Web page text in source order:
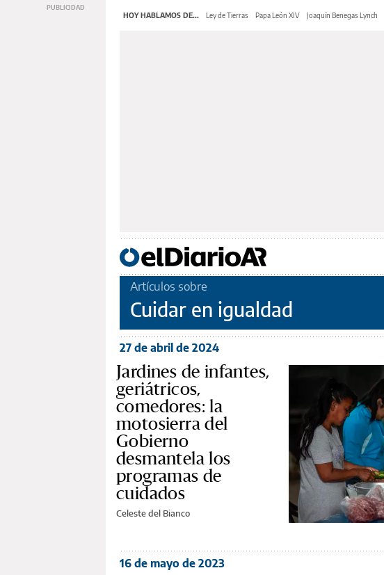
HOY HABLAMOS DE... Ley de Tierras Papa León XIV Joaquín Benegas Lynch
Artículos sobre
Cuidar en igualdad
27 de abril de 2024
Jardines de infantes,
geriátricos,
comedores: la
motosierra del
Gobierno
desmantela los
programas de
cuidados
Celeste del Bianco
16 de mayo de 2023